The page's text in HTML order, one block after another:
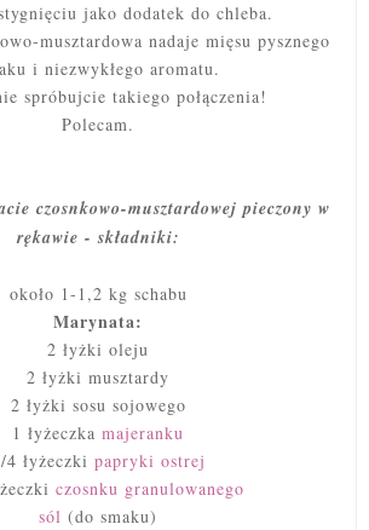
jako dodatek do chleba.
musztardowa nadaje mięsu pysznego
i niezwykłego aromatu.
spróbujcie takiego połączenia!
Polecam.
czosnkowo-musztardowej pieczony w
rękawie - składniki:
około 1-1,2 kg schabu
Marynata:
2 łyżki oleju
2 łyżki musztardy
2 łyżki sosu sojowego
1 łyżeczka majeranku
4 łyżeczki papryki ostrej
czosnku granulowanego
sól (do smaku)